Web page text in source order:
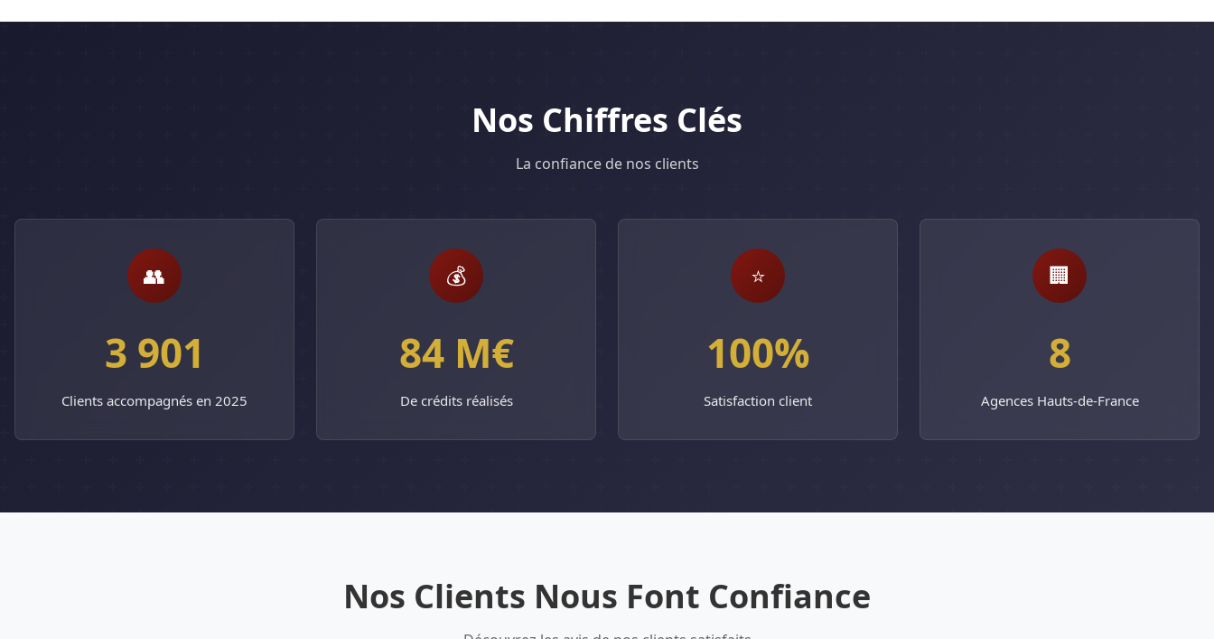
Nos Chiffres Clés
La confiance de nos clients
👥
3 901
Clients accompagnés en 2025
💰
84 M€
De crédits réalisés
⭐
100%
Satisfaction client
🏢
8
Agences Hauts-de-France
Nos Clients Nous Font Confiance